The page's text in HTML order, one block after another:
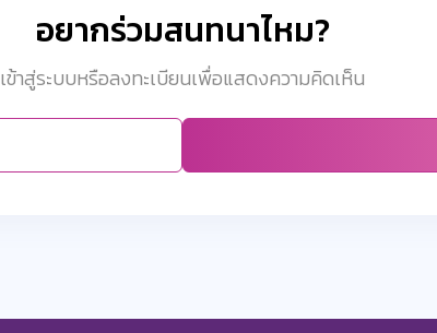
อยากร่วมสนทนาไหม?
เข้าสู่ระบบหรือลงทะเบียนเพื่อแสดงความคิดเห็น